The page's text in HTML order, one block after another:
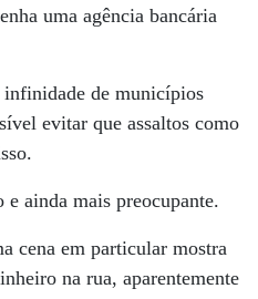
uma agência bancária
de municípios
evitar que assaltos como
ainda mais preocupante.
cena em particular mostra
na rua, aparentemente